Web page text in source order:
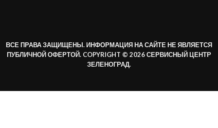
ВСЕ ПРАВА ЗАЩИЩЕНЫ. ИНФОРМАЦИЯ НА САЙТЕ НЕ ЯВЛЯЕТСЯ
ПУБЛИЧНОЙ ОФЕРТОЙ. COPYRIGHT © 2026 СЕРВИСНЫЙ ЦЕНТР
ЗЕЛЕНОГРАД.